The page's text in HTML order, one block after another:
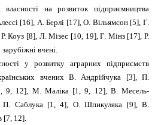
на розвиток підприємництва
[16], А. Берлі [17], О. Вільямсон [5], Г.
Коуз [8], Л. Мізес [10, 19], Г. Мінз [17], Р.
вчені.
у розвитку аграрних підприємств
вчених В. Андрійчука [3], П.
9, 12], М. Маліка [1, 9, 12], В. Месель-
Саблука [1, 4], О. Шпикуляка [9], В.
[7, 12].